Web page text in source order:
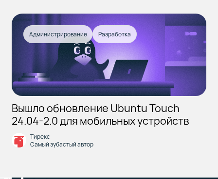
Администрирование Разработка
Вышло обновление Ubuntu Touch
24.04-2.0 для мобильных устройств
Тирекс
Самый зубастый автор